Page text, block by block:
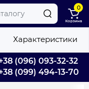
(096) 093-32-32
(099) 494-13-70
0
Корзина
Характеристики